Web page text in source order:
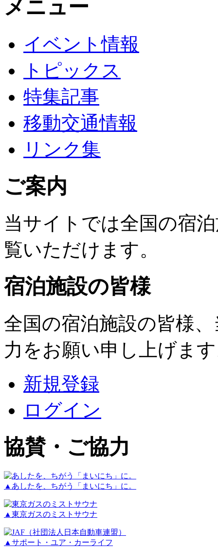
メニュー
イベント情報
トピックス
特集記事
移動交通情報
リンク集
ご案内
当サイトでは全国の宿
覧いただけます。
宿泊施設の皆様
全国の宿泊施設の皆様
力をお願い申し上げま
新規登録
ログイン
協賛・ご協力
▲あしたを、ちがう「まいにち」に。
▲東京ガスのミストサウナ
▲サポート・ユア・カーライフ